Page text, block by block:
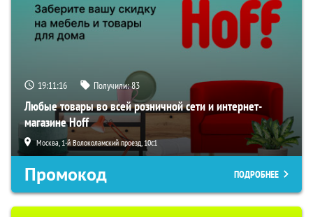
19:11:15 Получили:83
Любые товары во всей розничной сети и интернет-
магазине Hoff
Москва, 1-й Волоколамский проезд, 10с1
Промокод ПОДРОБНЕЕ